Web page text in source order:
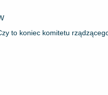
to koniec komitetu